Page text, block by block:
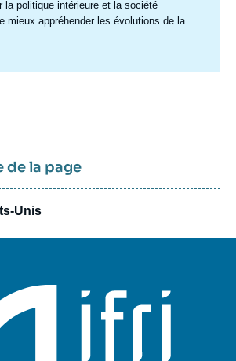
la politique intérieure et la société
mieux appréhender les évolutions de la
Un axe spécifique sur
de la page
Unis